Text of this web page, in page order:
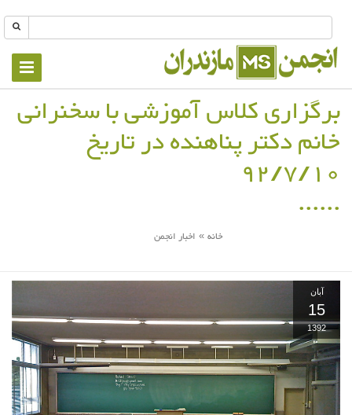
Toggle
برگزاری کلاس آموزشی با سخنرانی
خانم دکتر پناهنده در تاریخ
92/7/10
خانه » اخبار انجمن
آبان
15
1392